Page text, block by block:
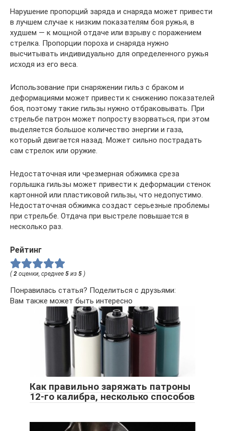
Нарушение пропорций заряда и снаряда может привести
в лучшем случае к низким показателям боя ружья, в
худшем — к мощной отдаче или взрыву с поражением
стрелка. Пропорции пороха и снаряда нужно
высчитывать индивидуально для определенного ружья
исходя из его веса.
Использование при снаряжении гильз с браком и
деформациями может привести к снижению показателей
боя, поэтому такие гильзы нужно отбраковывать. При
стрельбе патрон может попросту взорваться, при этом
выделяется большое количество энергии и газа,
который двигается назад. Может сильно пострадать
сам стрелок или оружие.
Недостаточная или чрезмерная обжимка среза
горлышка гильзы может привести к деформации стенок
картонной или пластиковой гильзы, что недопустимо.
Недостаточная обжимка создаст серьезные проблемы
при стрельбе. Отдача при выстреле повышается в
несколько раз.
Рейтинг
( 2 оценки, среднее 5 из 5 )
Понравилась статья? Поделиться с друзьями:
Вам также может быть интересно
Как правильно заряжать патроны
12-го калибра, несколько способов